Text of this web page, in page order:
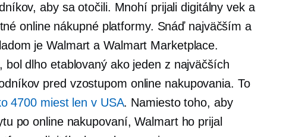
aby sa otočili. Mnohí prijali digitálny vek a
online nákupné platformy. Snáď najväčším a
je Walmart a Walmart Marketplace.
bol dlho etablovaný ako jeden z najväčších
pred vzostupom online nakupovania. To
4700 miest len ​​v USA. Namiesto toho, aby
po online nakupovaní, Walmart ho prijal